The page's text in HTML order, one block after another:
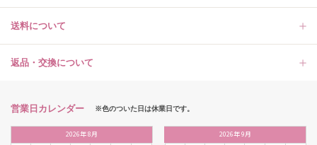
送料について
返品・交換について
営業日カレンダー ※色のついた日は休業日です。
2026年8月 2026年9月